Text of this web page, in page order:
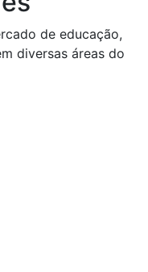
de educação,
diversas áreas do